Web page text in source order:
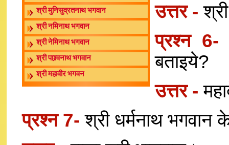
श्री मुनिसुव्रतनाथ भगवान
श्री नमिनाथ भगवान
श्री नेमिनाथ भगवान
श्री पाश्र्वनाथ भगवान
श्री महावीर भगवन
उत्तर -
प्रश्न 6-
बताइये?
उत्तर -
प्रश्न 7-श्री धर्मनाथ भगवान